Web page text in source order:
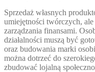
Sprzedaż własnych
umiejętności twórczych,
zarządzania finansami.
działalności muszą być
oraz budowania marki
można dotrzeć do
zbudować lojalną